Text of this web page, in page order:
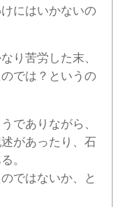
にはいかないの
り苦労した末、
では？というの
でありながら、
があったり、石
。
ではないか、と